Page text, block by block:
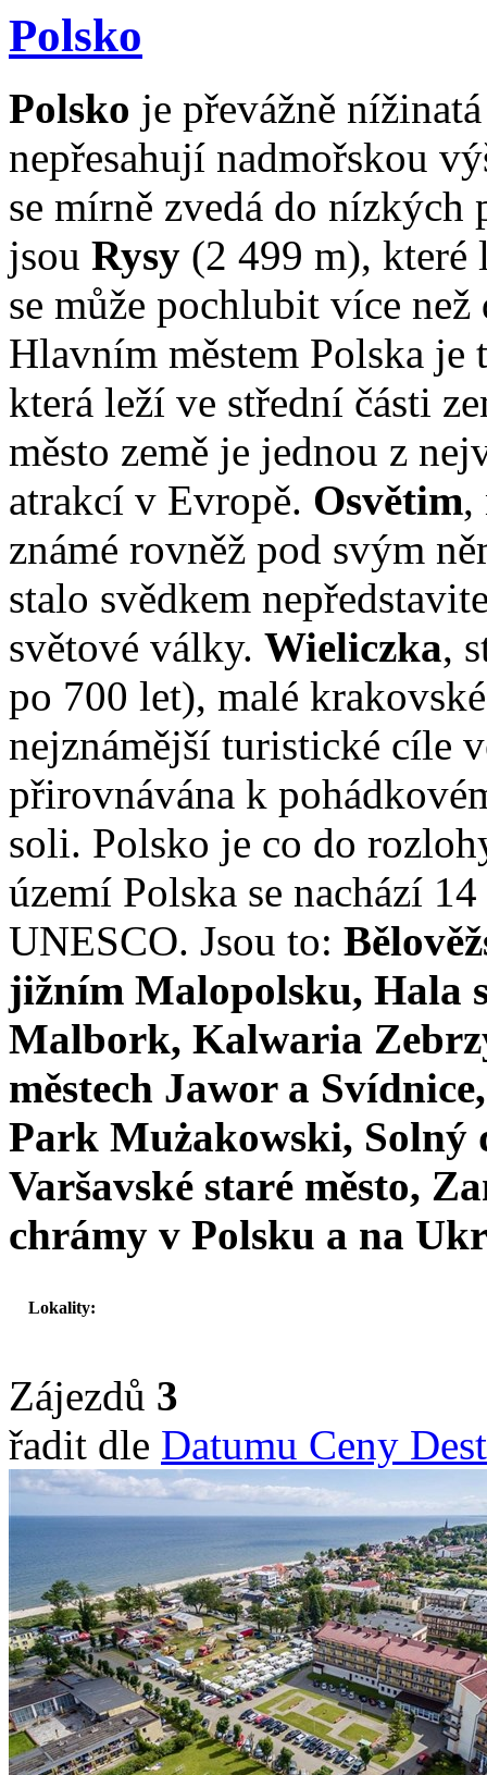
Polsko
Polsko je převážně
nepřesahují nadmořskou
se mírně zvedá do
jsou Rysy (2 499 m),
se může pochlubit více
Hlavním městem Polska
která leží ve střední části
město země je jednou z
atrakcí v Evropě. Osvětim,
známé rovněž pod svým
stalo svědkem
světové války. Wieliczka,
po 700 let), malé
nejznámější turistické cíle
přirovnávána k
soli. Polsko je co do
území Polska se nachází
UNESCO. Jsou to:
jižním Malopolsku, Hala
Malbork, Kalwaria
městech Jawor a
Park Mużakowski, Solný
Varšavské staré město,
chrámy v Polsku a na
Lokality:
Zájezdů 3
řadit dle Datumu Ceny